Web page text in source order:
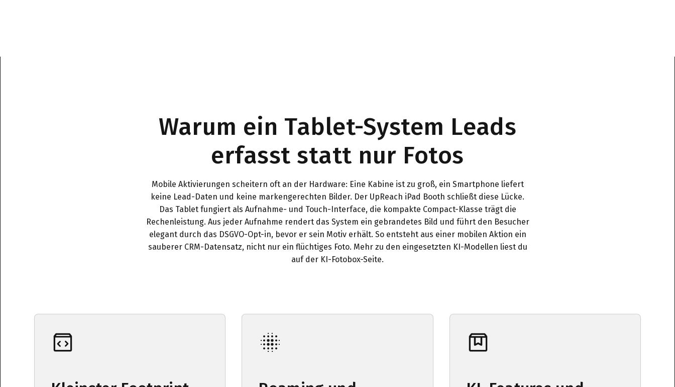
Warum ein Tablet-System Leads
erfasst statt nur Fotos
Mobile Aktivierungen scheitern oft an der Hardware: Eine Kabine ist zu groß, ein Smartphone liefert
keine Lead-Daten und keine markengerechten Bilder. Der UpReach iPad Booth schließt diese Lücke.
Das Tablet fungiert als Aufnahme- und Touch-Interface, die kompakte Compact-Klasse trägt die
Rechenleistung. Aus jeder Aufnahme rendert das System ein gebrandetes Bild und führt den Besucher
elegant durch das DSGVO-Opt-in, bevor er sein Motiv erhält. So entsteht aus einer mobilen Aktion ein
sauberer CRM-Datensatz, nicht nur ein flüchtiges Foto. Mehr zu den eingesetzten KI-Modellen liest du
auf der KI-Fotobox-Seite.